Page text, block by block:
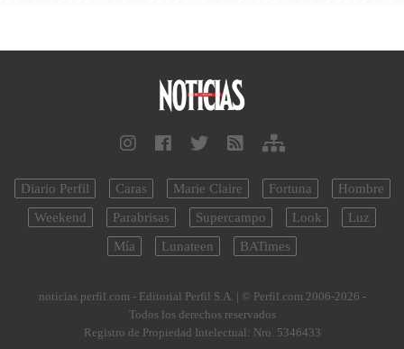
Diario Perfil Caras Marie Claire Fortuna
Hombre
Weekend
Parabrisas Supercampo Look
Luz
Mía
Lunateen BATimes
noticias.perfil.com - Editorial Perfil S.A. | © Perfil.com 2006-2026 -
Todos los derechos reservados
Registro de Propiedad Intelectual: Nro. 5346433